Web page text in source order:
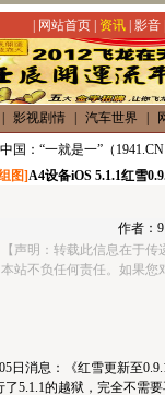
网站首页| 资讯| 影音
影视剧情 汽车世界
国：“一就是一”（
图]A4设备iOS 5.1.1红雪
作者：
【声明：转载此信息在于
本站不负任何责任。如果您
日消息：《红雪更新至
了5.1.1的越狱，完全不需